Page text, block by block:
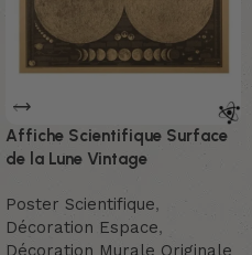
Affiche Scientifique Surface
de la Lune Vintage
Poster Scientifique,
Décoration Espace,
Décoration Murale Originale